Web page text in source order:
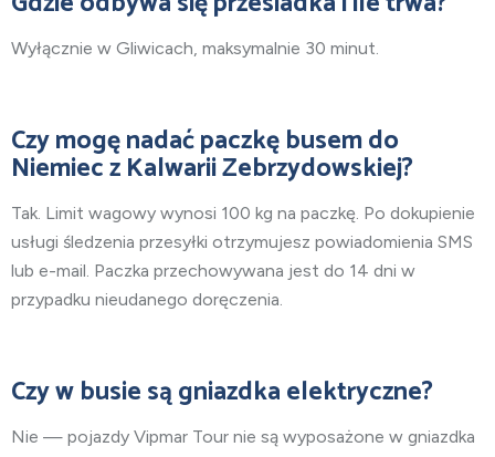
Wyłącznie w Gliwicach, maksymalnie 30 minut.
Czy mogę nadać paczkę busem do
Niemiec z Kalwarii Zebrzydowskiej?
Tak. Limit wagowy wynosi 100 kg na paczkę. Po dokupienie
usługi śledzenia przesyłki otrzymujesz powiadomienia SMS
lub e-mail. Paczka przechowywana jest do 14 dni w
przypadku nieudanego doręczenia.
Czy w busie są gniazdka elektryczne?
Nie — pojazdy Vipmar Tour nie są wyposażone w gniazdka